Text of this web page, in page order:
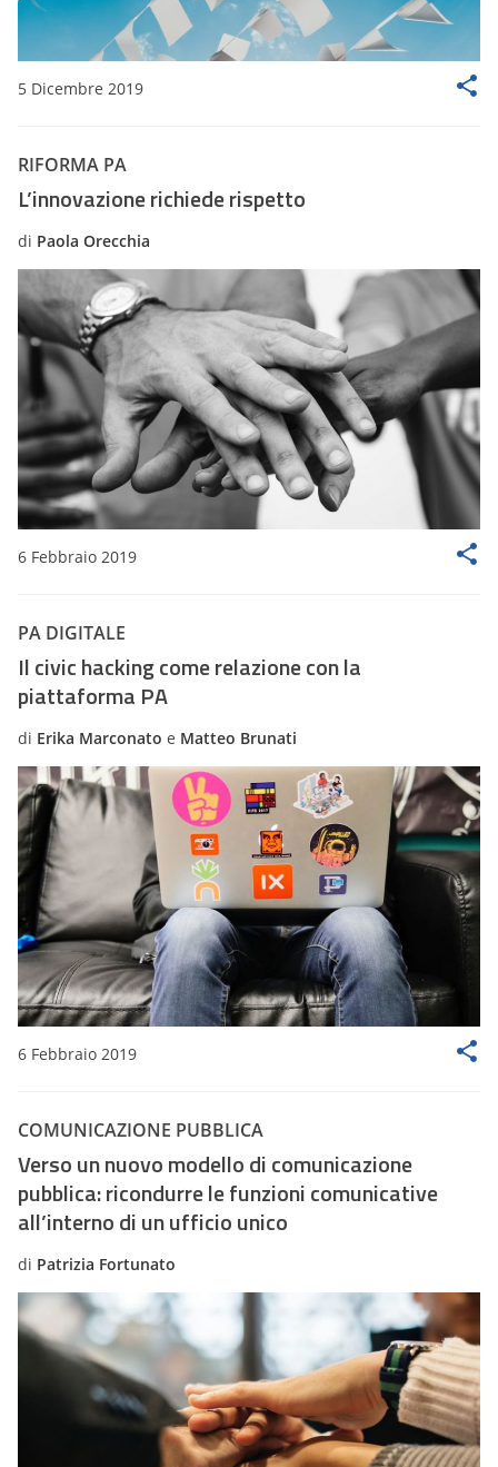
5 Dicembre 2019
RIFORMA PA
L’innovazione richiede rispetto
di Paola Orecchia
6 Febbraio 2019
PA DIGITALE
Il civic hacking come relazione con la
piattaforma PA
di Erika Marconato e Matteo Brunati
6 Febbraio 2019
COMUNICAZIONE PUBBLICA
Verso un nuovo modello di comunicazione
pubblica: ricondurre le funzioni comunicative
all’interno di un ufficio unico
di Patrizia Fortunato